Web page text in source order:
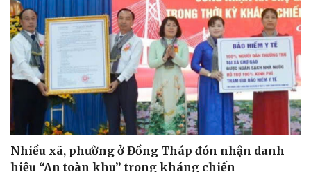
Nhiều xã, phường ở Đồng Tháp đón nhận danh
hiệu “An toàn khu” trong kháng chiến